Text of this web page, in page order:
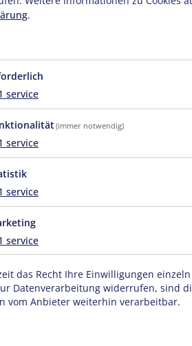
.
service
(immer notwendig)
service
service
service
das Recht Ihre Einwilligungen
Datenverarbeitung widerrufen, sind
vom Anbieter weiterhin verarbeitbar.